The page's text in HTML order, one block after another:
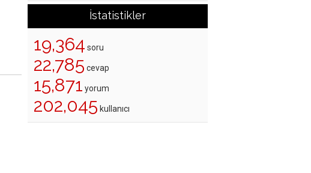
İstatistikler
19,364 soru
22,785 cevap
15,871 yorum
202,045 kullanıcı